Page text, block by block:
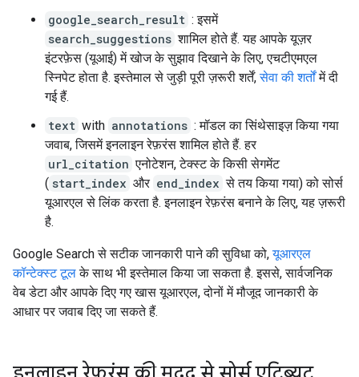
google_search_result : इसमें
search_suggestions शामिल होते हैं. यह आपके यूज़र
इंटरफ़ेस (यूआई) में खोज के सुझाव दिखाने के लिए, एचटीएमएल
स्निपेट होता है. इस्तेमाल से जुड़ी पूरी ज़रूरी शर्तें,सेवा की शर्तोंमें दी
गई हैं.
text with annotations : मॉडल का सिंथेसाइज़ किया गया
जवाब, जिसमें इनलाइन रेफ़रंस शामिल होते हैं. हर
url_citation एनोटेशन, टेक्स्ट के किसी सेगमेंट
( start_index और end_index से तय किया गया) को सोर्स
यूआरएल से लिंक करता है. इनलाइन रेफ़रंस बनाने के लिए, यह ज़रूरी
है.
Google Search से सटीक जानकारी पाने की सुविधा को,यूआरएल
कॉन्टेक्स्ट टूलके साथ भी इस्तेमाल किया जा सकता है. इससे, सार्वजनिक
वेब डेटा और आपके दिए गए खास यूआरएल, दोनों में मौजूद जानकारी के
आधार पर जवाब दिए जा सकते हैं.